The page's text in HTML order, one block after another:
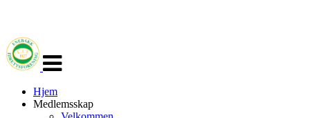
navigasjon
Hjem
Medlemsskap